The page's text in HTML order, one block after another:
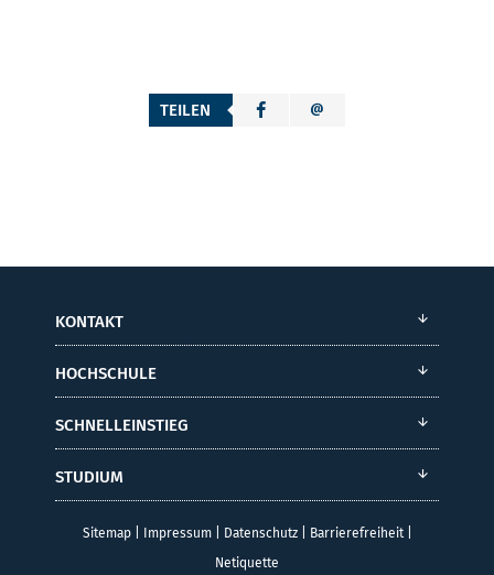
TEILEN
KONTAKT
HOCHSCHULE
SCHNELLEINSTIEG
STUDIUM
Sitemap| Impressum| Datenschutz| Barrierefreiheit|
Netiquette